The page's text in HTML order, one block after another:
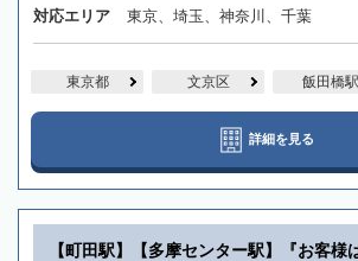
対応エリア 東京、埼玉、神奈川、千葉
東京都 文京区 飯田橋駅
詳細を見る
【町田駅】【多摩センター駅】『お客様